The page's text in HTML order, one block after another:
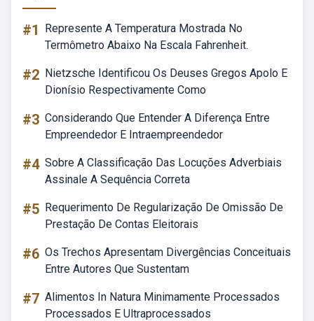
#1
Represente A Temperatura Mostrada No
Termômetro Abaixo Na Escala Fahrenheit.
#2 Nietzsche Identificou Os Deuses Gregos Apolo E
Dionísio Respectivamente Como
#3 Considerando Que Entender A Diferença Entre
Empreendedor E Intraempreendedor
#4 Sobre A Classificação Das Locuções Adverbiais
Assinale A Sequência Correta
#5 Requerimento De Regularização De Omissão De
Prestação De Contas Eleitorais
#6 Os Trechos Apresentam Divergências Conceituais
Entre Autores Que Sustentam
#7 Alimentos In Natura Minimamente Processados
Processados E Ultraprocessados